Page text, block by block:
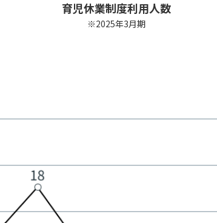
育児休業制度利用人数
※2025年3月期